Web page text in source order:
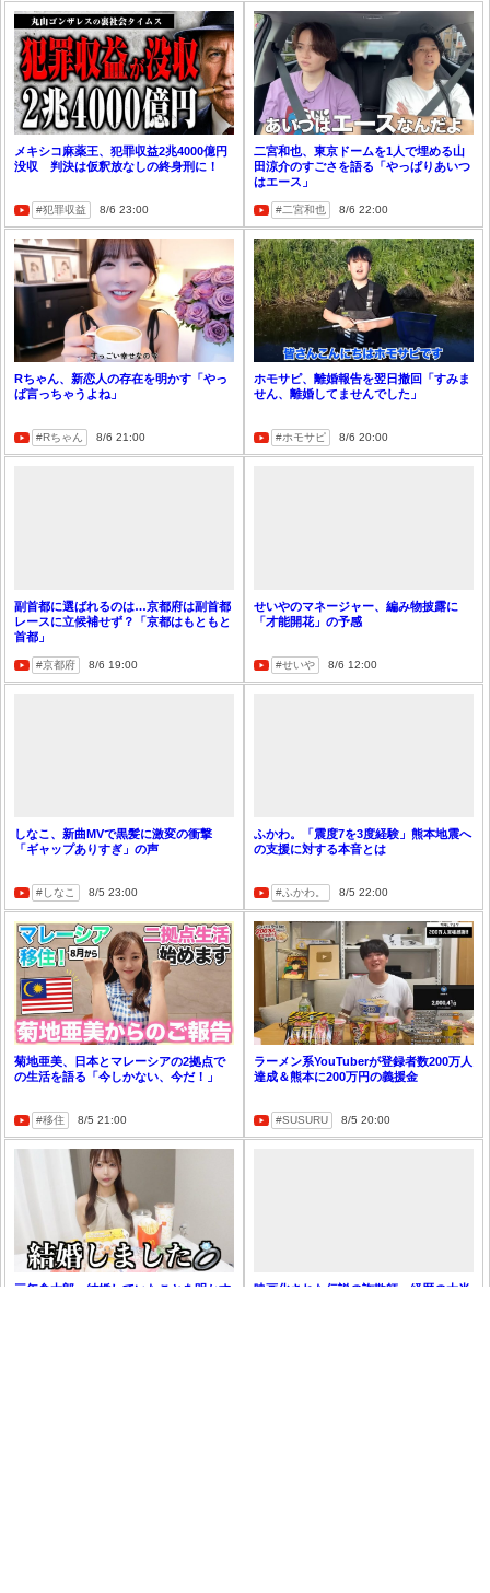
メキシコ麻薬王、犯罪収益2兆4000億円
没収 判決は仮釈放なしの終身刑に！
犯罪収益 8/6 23:00
二宮和也、東京ドームを1人で埋める山
田涼介のすごさを語る「やっぱりあいつ
はエース」
二宮和也 8/6 22:00
Rちゃん、新恋人の存在を明かす「やっ
ぱ言っちゃうよね」
Rちゃん 8/6 21:00
ホモサピ、離婚報告を翌日撤回「すみま
せん、離婚してませんでした」
ホモサピ 8/6 20:00
副首都に選ばれるのは…京都府は副首都
レースに立候補せず？「京都はもともと
首都」
京都府 8/6 19:00
せいやのマネージャー、編み物披露に
「才能開花」の予感
せいや 8/6 12:00
しなこ、新曲MVで黒髪に激変の衝撃
「ギャップありすぎ」の声
しなこ 8/5 23:00
ふかわ。「震度7を3度経験」熊本地震へ
の支援に対する本音とは
ふかわ。 8/5 22:00
菊地亜美、日本とマレーシアの2拠点で
の生活を語る「今しかない、今だ！」
移住 8/5 21:00
ラーメン系YouTuberが登録者数200万人
達成＆熊本に200万円の義援金
SUSURU 8/5 20:00
三年食太郎、結婚していたことを明かす
映画化された伝説の詐欺師、経歴の大半